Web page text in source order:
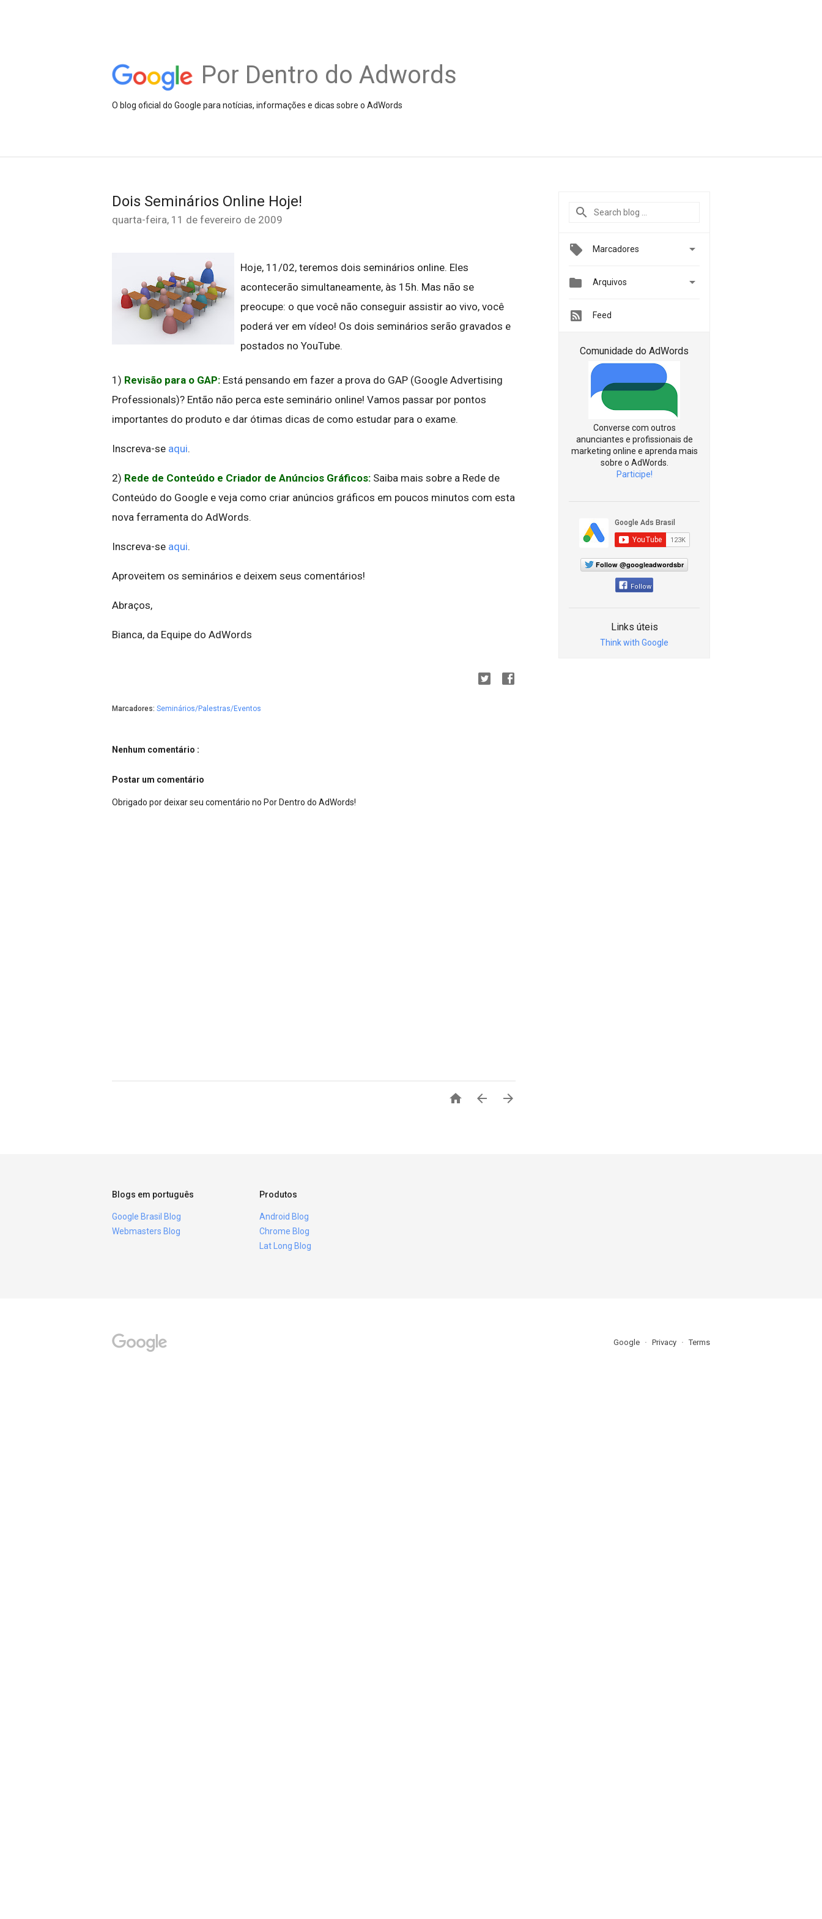
Por Dentro do Adwords
O blog oficial do Google para notícias, informações e dicas sobre o AdWords
Dois Seminários Online Hoje!
quarta-feira, 11 de fevereiro de 2009
Hoje, 11/02, teremos dois seminários online. Eles
acontecerão simultaneamente, às 15h. Mas não se
preocupe: o que você não conseguir assistir ao vivo, você
poderá ver em vídeo! Os dois seminários serão gravados e
postados no YouTube.
1) Revisão para o GAP: Está pensando em fazer a prova do GAP (Google Advertising
Professionals)? Então não perca este seminário online! Vamos passar por pontos
importantes do produto e dar ótimas dicas de como estudar para o exame.
Inscreva-se aqui.
2) Rede de Conteúdo e Criador de Anúncios Gráficos: Saiba mais sobre a Rede de
Conteúdo do Google e veja como criar anúncios gráficos em poucos minutos com esta
nova ferramenta do AdWords.
Inscreva-se aqui.
Aproveitem os seminários e deixem seus comentários!
Abraços,
Bianca, da Equipe do AdWords
Marcadores: Seminários/Palestras/Eventos
Nenhum comentário :
Postar um comentário
Obrigado por deixar seu comentário no Por Dentro do AdWords!
  
Marcadores 
 Arquivos 
Feed
Comunidade do AdWords
Converse com outros
anunciantes e profissionais de
marketing online e aprenda mais
sobre o AdWords.
Participe!
Follow @googleadwordsbr
Follow
Links úteis
Think with Google
Blogs em português
Google Brasil Blog
Webmasters Blog
Produtos
Android Blog
Chrome Blog
Lat Long Blog
Google Privacy Terms